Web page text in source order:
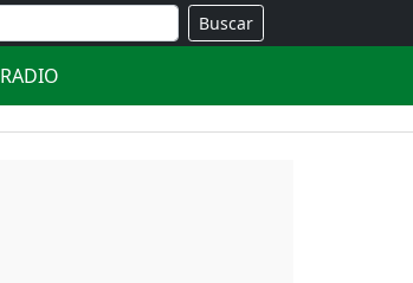
Buscar
RADIO